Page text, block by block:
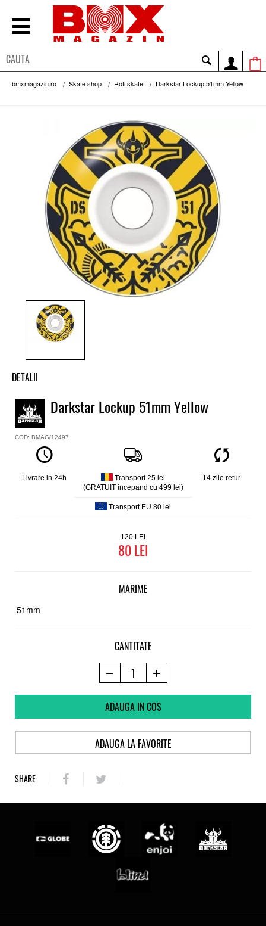
bmxmagazin.ro Skate shop Roti skate Darkstar Lockup 51mm Yellow
DETALII
Roti skate Darkstar
Model
Locukup
Marime
Material
Uretan
Darkstar Lockup 51mm Yellow
COD: BMAG/12497
Livrare in 24h
Transport 25 lei
(GRATUIT incepand cu 499 lei)
Transport EU 80 lei
14 zile retur
120
80
MARIME
51mm
CANTITATE
ADAUGA IN COS
ADAUGA LA FAVORITE
SHARE